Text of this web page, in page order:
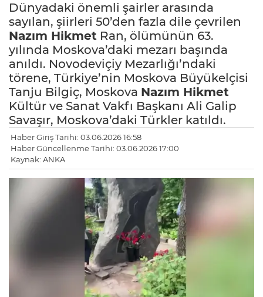
Dünyadaki önemli şairler arasında
sayılan, şiirleri 50’den fazla dile çevrilen
Nazım Hikmet Ran, ölümünün 63.
yılında Moskova’daki mezarı başında
anıldı. Novodeviçiy Mezarlığı’ndaki
törene, Türkiye’nin Moskova Büyükelçisi
Tanju Bilgiç, Moskova Nazım Hikmet
Kültür ve Sanat Vakfı Başkanı Ali Galip
Savaşır, Moskova’daki Türkler katıldı.
Haber Giriş Tarihi: 03.06.2026 16:58
Haber Güncellenme Tarihi: 03.06.2026 17:00
Kaynak: ANKA